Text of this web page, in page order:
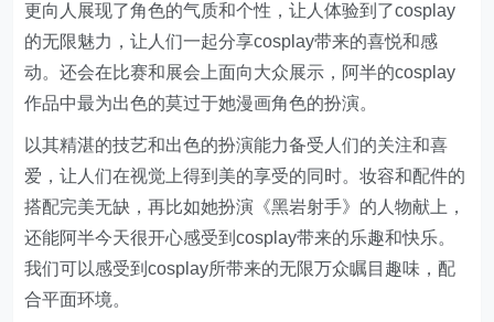
更向人展现了角色的气质和个性，让人体验到了cosplay
的无限魅力，让人们一起分享cosplay带来的喜悦和感
动。还会在比赛和展会上面向大众展示，阿半的cosplay
作品中最为出色的莫过于她漫画角色的扮演。
以其精湛的技艺和出色的扮演能力备受人们的关注和喜
爱，让人们在视觉上得到美的享受的同时。妆容和配件的
搭配完美无缺，再比如她扮演《黑岩射手》的人物献上，
还能阿半今天很开心感受到cosplay带来的乐趣和快乐。
我们可以感受到cosplay所带来的无限万众瞩目趣味，配
合平面环境。